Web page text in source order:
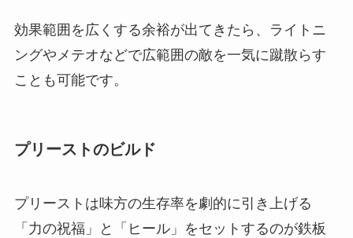
効果範囲を広くする余裕が出てきたら、ライトニ
ングやメテオなどで広範囲の敵を一気に蹴散らす
ことも可能です。
プリーストのビルド
プリーストは味方の生存率を劇的に引き上げる
「力の祝福」と「ヒール」をセットするのが鉄板